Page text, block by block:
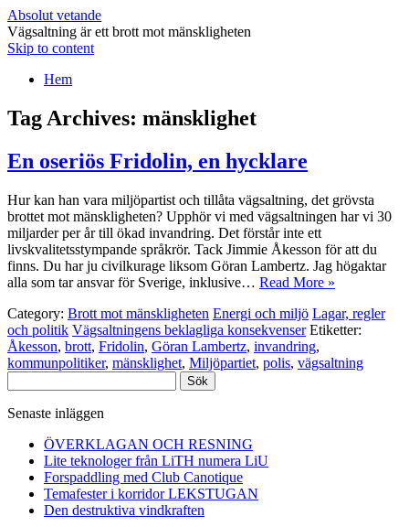
Absolut vetande
Vägsaltning är ett brott mot mänskligheten
Skip to content
Hem
Tag Archives: mänsklighet
En oseriös Fridolin, en hycklare
Hur kan han vara miljöpartist och tillåta vägsaltning, det grövsta
brottet mot mänskligheten? Upphör vi med vägsaltningen har vi 30
miljarder per år till ökad invandring. Det förstår inte ett
livskvalitetsstympande språkrör. Tack Jimmie Åkesson för att du
finns. Du har ju civilkurage liksom Göran Lambertz. Jag högaktar
alla som tar ansvar för Sverige, inklusive… Read More »
Category: Brott mot mänskligheten Energi och miljö Lagar, regler
och politik Vägsaltningens beklagliga konsekvenser Etiketter:
Åkesson, brott, Fridolin, Göran Lambertz, invandring,
kommunpolitiker, mänsklighet, Miljöpartiet, polis, vägsaltning
efter:
Senaste inläggen
ÖVERKLAGAN OCH RESNING
Lite teknologer från LiTH numera LiU
Forspaddling med Club Canotique
Temafester i korridor LEKSTUGAN
Den destruktiva vindkraften